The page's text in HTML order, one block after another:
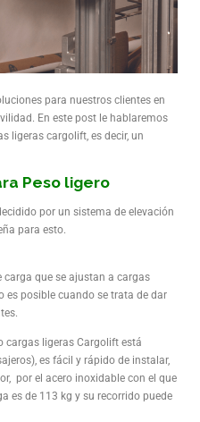
para nuestros clientes en
En este post le hablaremos
ligeras cargolift, es decir, un
Peso ligero
por un sistema de elevación
para esto.
carga que se ajustan a cargas
es posible cuando se trata de dar
cargas ligeras Cargolift está
es fácil y rápido de instalar,
por el acero inoxidable con el que
es de 113 kg y su recorrido puede